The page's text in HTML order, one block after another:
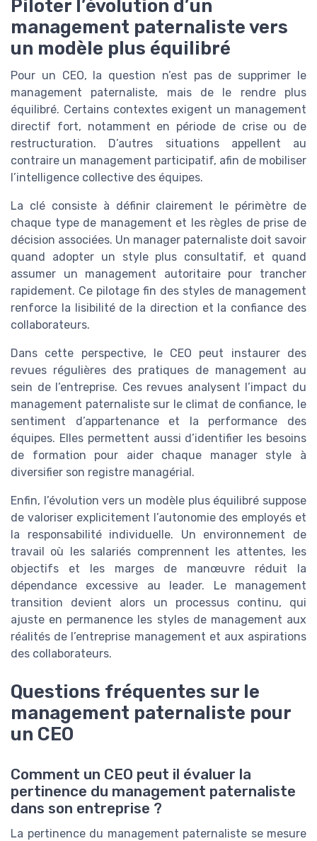
Piloter l’évolution d’un
management paternaliste vers
un modèle plus équilibré
Pour un CEO, la question n’est pas de supprimer le
management paternaliste, mais de le rendre plus
équilibré. Certains contextes exigent un management
directif fort, notamment en période de crise ou de
restructuration. D’autres situations appellent au
contraire un management participatif, afin de mobiliser
l’intelligence collective des équipes.
La clé consiste à définir clairement le périmètre de
chaque type de management et les règles de prise de
décision associées. Un manager paternaliste doit savoir
quand adopter un style plus consultatif, et quand
assumer un management autoritaire pour trancher
rapidement. Ce pilotage fin des styles de management
renforce la lisibilité de la direction et la confiance des
collaborateurs.
Dans cette perspective, le CEO peut instaurer des
revues régulières des pratiques de management au
sein de l’entreprise. Ces revues analysent l’impact du
management paternaliste sur le climat de confiance, le
sentiment d’appartenance et la performance des
équipes. Elles permettent aussi d’identifier les besoins
de formation pour aider chaque manager style à
diversifier son registre managérial.
Enfin, l’évolution vers un modèle plus équilibré suppose
de valoriser explicitement l’autonomie des employés et
la responsabilité individuelle. Un environnement de
travail où les salariés comprennent les attentes, les
objectifs et les marges de manœuvre réduit la
dépendance excessive au leader. Le management
transition devient alors un processus continu, qui
ajuste en permanence les styles de management aux
réalités de l’entreprise management et aux aspirations
des collaborateurs.
Questions fréquentes sur le
management paternaliste pour
un CEO
Comment un CEO peut il évaluer la
pertinence du management paternaliste
dans son entreprise ?
La pertinence du management paternaliste se mesure